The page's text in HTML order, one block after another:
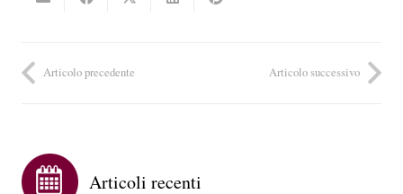
Articolo precedente Articolo successivo
Articoli recenti